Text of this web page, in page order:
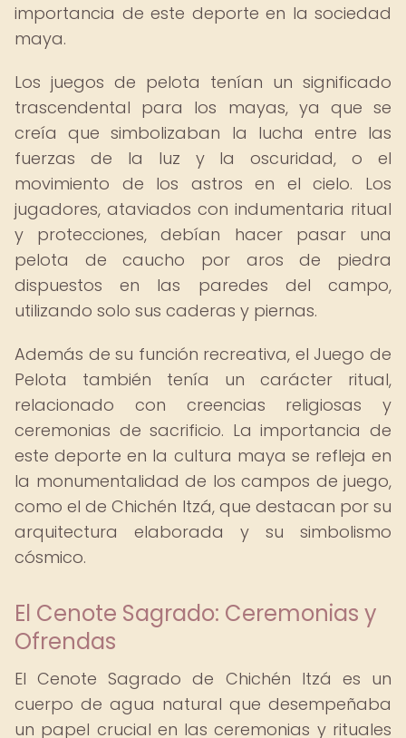
importancia de este deporte en la sociedad
maya.
Los juegos de pelota tenían un significado
trascendental para los mayas, ya que se
creía que simbolizaban la lucha entre las
fuerzas de la luz y la oscuridad, o el
movimiento de los astros en el cielo. Los
jugadores, ataviados con indumentaria ritual
y protecciones, debían hacer pasar una
pelota de caucho por aros de piedra
dispuestos en las paredes del campo,
utilizando solo sus caderas y piernas.
Además de su función recreativa, el Juego de
Pelota también tenía un carácter ritual,
relacionado con creencias religiosas y
ceremonias de sacrificio. La importancia de
este deporte en la cultura maya se refleja en
la monumentalidad de los campos de juego,
como el de Chichén Itzá, que destacan por su
arquitectura elaborada y su simbolismo
cósmico.
El Cenote Sagrado: Ceremonias y
Ofrendas
El Cenote Sagrado de Chichén Itzá es un
cuerpo de agua natural que desempeñaba
un papel crucial en las ceremonias y rituales